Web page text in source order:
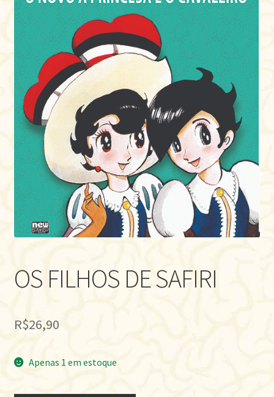
OS FILHOS DE SAFIRI
R$26,90
Apenas 1 em estoque